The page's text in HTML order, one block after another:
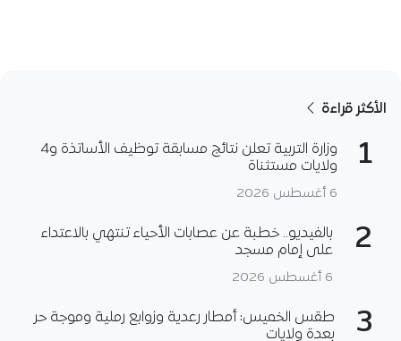
الأكثر قراءة
1
وزارة التربية تعلن نتائج مسابقة توظيف الأساتذة و4
ولايات مستثناة
6 أغسطس 2026
2
بالفيديو.. خطبة عن عصابات الأحياء تنتهي بالاعتداء
على إمام مسجد
6 أغسطس 2026
3
طقس الخميس: أمطار رعدية وزوابع رملية وموجة حر
بعدة ولايات